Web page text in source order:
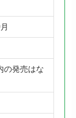
の発売はな